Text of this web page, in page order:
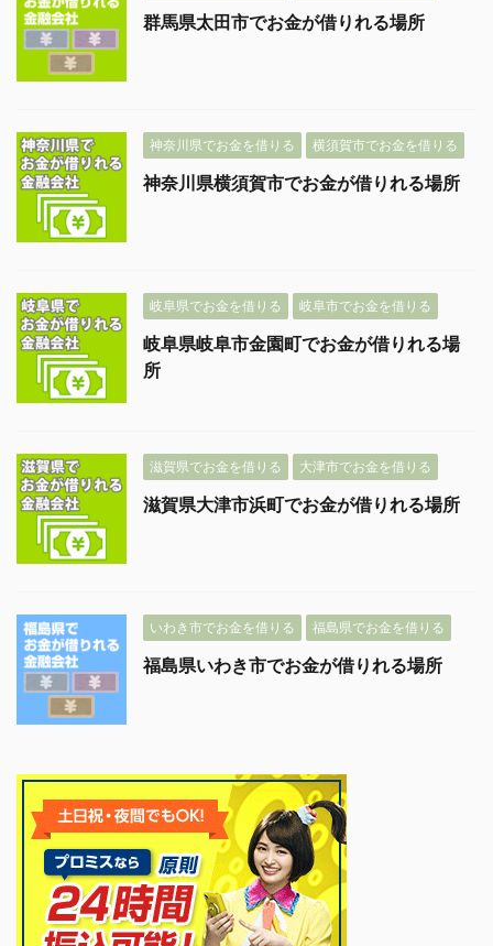
群馬県太田市でお金が借りれる場所
神奈川県でお金を借りる 横須賀市でお金を借りる
神奈川県横須賀市でお金が借りれる場所
岐阜県でお金を借りる 岐阜市でお金を借りる
岐阜県岐阜市金園町でお金が借りれる場
所
滋賀県でお金を借りる 大津市でお金を借りる
滋賀県大津市浜町でお金が借りれる場所
いわき市でお金を借りる 福島県でお金を借りる
福島県いわき市でお金が借りれる場所